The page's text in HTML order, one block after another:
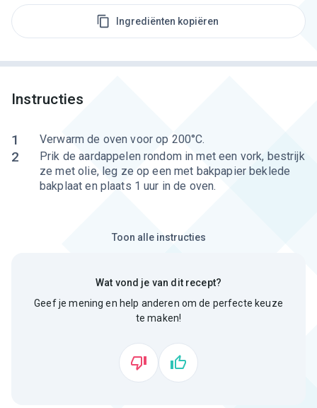
Ingrediënten kopiëren
Instructies
1 Verwarm de oven voor op 200°C.
2
Prik de aardappelen rondom in met een vork, bestrijk
ze met olie, leg ze op een met bakpapier beklede
bakplaat en plaats 1 uur in de oven.
Toon alle instructies
Wat vond je van dit recept?
Geef je mening en help anderen om de perfecte keuze
te maken!